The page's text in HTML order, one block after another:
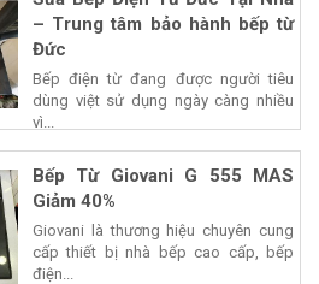
– Trung tâm bảo hành bếp từ
Đức
Bếp điện từ đang được người tiêu
dùng việt sử dụng ngày càng nhiều
vì...
Bếp Từ Giovani G 555 MAS
Giảm 40%
Giovani là thương hiệu chuyên cung
cấp thiết bị nhà bếp cao cấp, bếp
điện...